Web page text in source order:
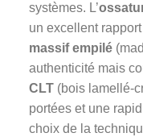
systèmes. L’
un excellent
massif empilé
authenticité mais
CLT (bois lamellé-
portées et une
choix de la